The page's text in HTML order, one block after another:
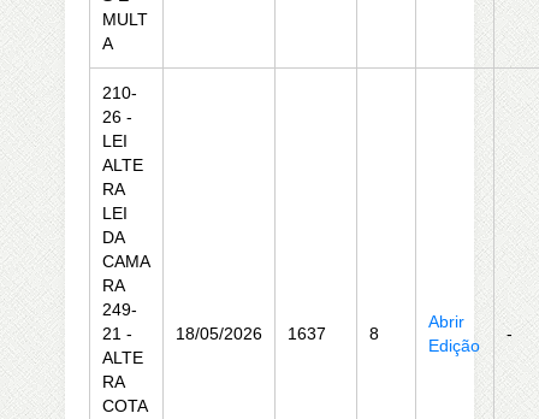
MULT
A
210-
26 -
LEI
ALTE
RA
LEI
DA
CAMA
RA
249-
21 -
ALTE
RA
COTA
18/05/2026 1637 8
Abrir
Edição
-